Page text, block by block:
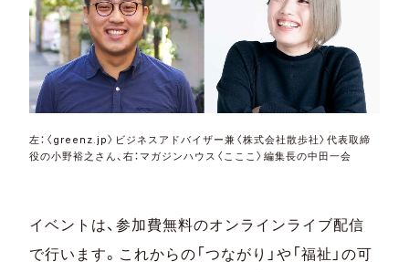
左：〈greenz.jp〉ビジネスアドバイザー兼〈株式会社散歩社〉代表取締
役の小野裕之さん、右：マガジンハウス〈こここ〉編集長の中田一会
イベントは、参加費無料のオンラインライブ配信
で行います。これからの「つながり」や「福祉」の可